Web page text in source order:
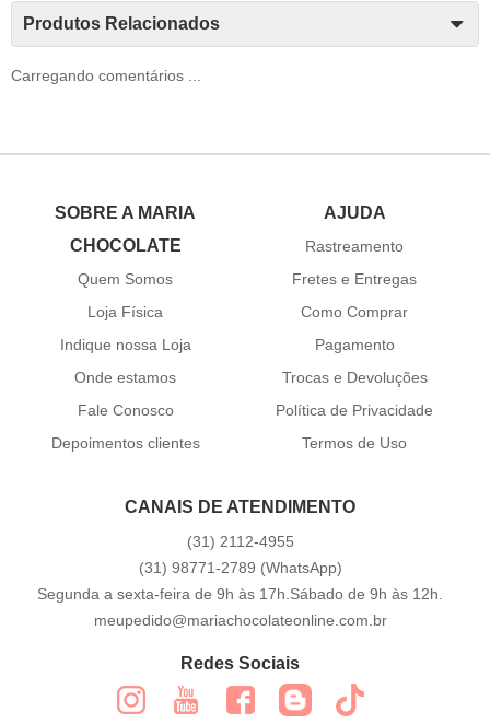
Produtos Relacionados
Carregando comentários ...
SOBRE A MARIA
CHOCOLATE
Quem Somos
Loja Física
Indique nossa Loja
Onde estamos
Fale Conosco
Depoimentos clientes
AJUDA
Rastreamento
Fretes e Entregas
Como Comprar
Pagamento
Trocas e Devoluções
Política de Privacidade
Termos de Uso
CANAIS DE ATENDIMENTO
(31) 2112-4955
(31) 98771-2789 (WhatsApp)
Segunda a sexta-feira de 9h às 17h.Sábado de 9h às 12h.
meupedido@mariachocolateonline.com.br
Redes Sociais